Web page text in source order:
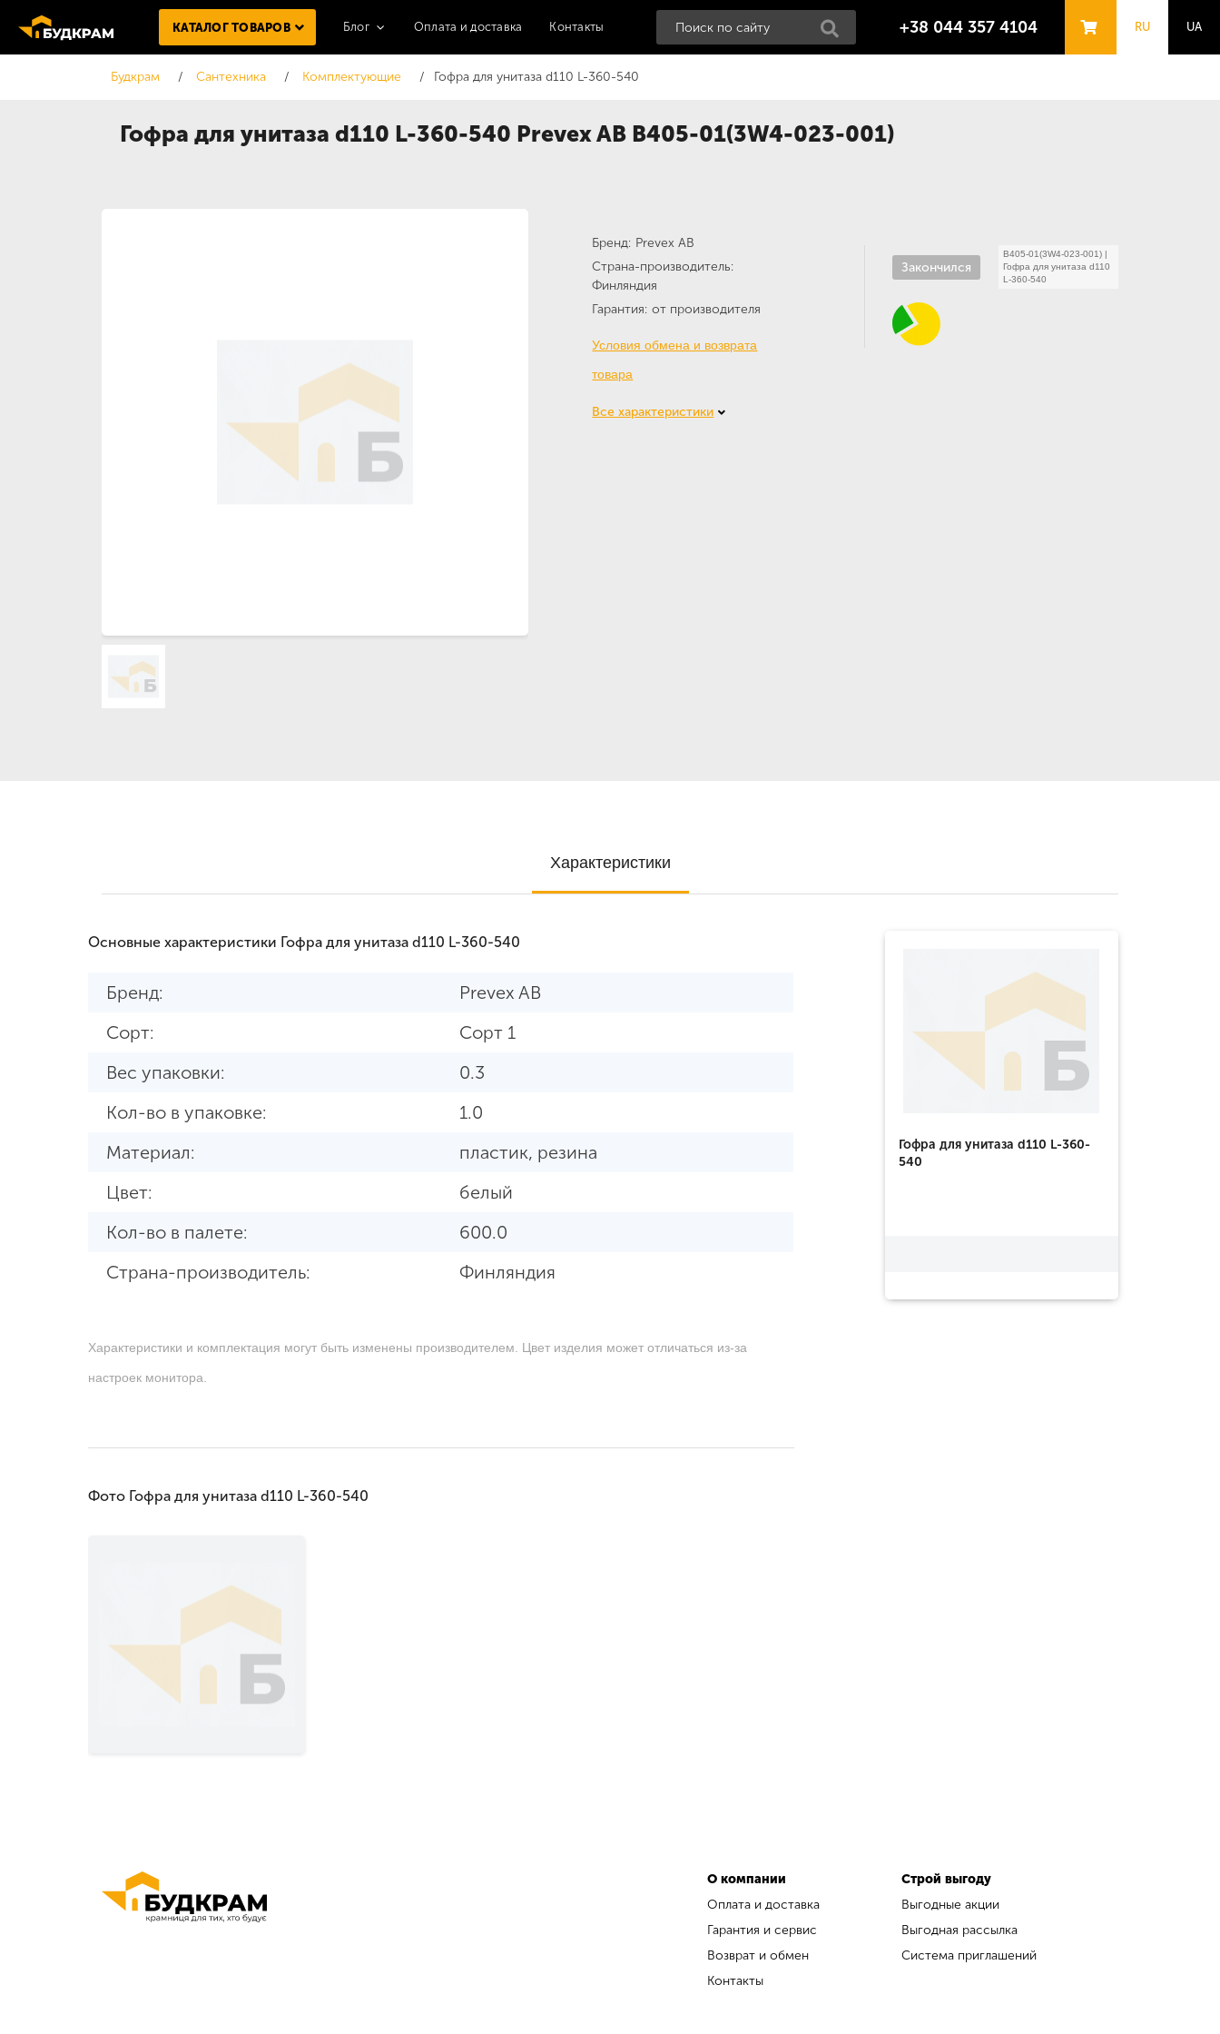
КАТАЛОГ ТОВАРОВ Блог Оплата и доставка Контакты +38 044 357 4104 RU UA
Будкрам Сантехника Комплектующие Гофра для унитаза d110 L-360-540
Гофра для унитаза d110 L-360-540 Prevex AB B405-01(3W4-023-001)
Бренд Prevex AB
Страна-производитель
Финляндия
Гарантия от производителя
Условия обмена и возврата
товара
Все характеристики
Закончился
B405-01(3W4-023-001) |
Гофра для унитаза d110
L-360-540
Характеристики
Основные характеристики Гофра для унитаза d110 L-360-540
Бренд:
Prevex AB
Сорт:
Сорт 1
Вес упаковки:
0.3
Кол-во в упаковке:
1.0
Материал:
пластик, резина
Цвет:
белый
Кол-во в палете:
600.0
Страна-производитель:
Финляндия
Характеристики и комплектация могут быть изменены производителем. Цвет изделия может отличаться из-за
настроек монитора.
Фото Гофра для унитаза d110 L-360-540
Гофра для унитаза d110 L-360-
540
О компании
Оплата и доставка
Гарантия и сервис
Возврат и обмен
Контакты
Строй выгоду
Выгодные акции
Выгодная рассылка
Система приглашений